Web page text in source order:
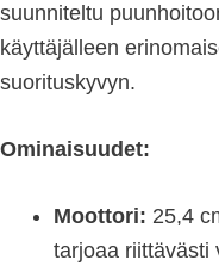
suunniteltu
käyttäjälleen
suorituskyvyn.
Ominaisuudet:
Moottori: 25,4
tarjoaa riittävästi